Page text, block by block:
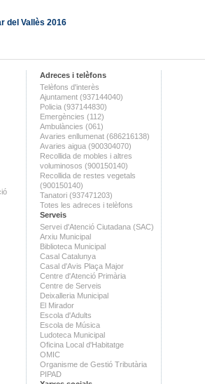
del Vallès 2016
Adreces i telèfons
Telèfons d'interès
Ajuntament (937144040)
Policia (937144830)
Emergències (112)
Ambulàncies (061)
Avaries enllumenat (686216138)
Avaries aigua (900304070)
Recollida de mobles i altres
voluminosos (900150140)
Recollida de restes vegetals
(900150140)
Tanatori (937471203)
Totes les adreces i telèfons
Serveis
Servei d'Atenció Ciutadana (SAC)
Arxiu Municipal
Biblioteca Municipal
Casal Catalunya
Casal d'Avis Plaça Major
Centre d'Atenció Primària
Centre de Serveis
Deixalleria Municipal
El Mirador
Escola d'Adults
Escola de Música
Ludoteca Municipal
Oficina Local d'Habitatge
OMIC
Organisme de Gestió Tributària
PIPAD